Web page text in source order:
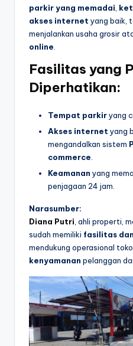
parkir yang memadai
akses internet yang baik,
menjalankan usaha grosir
online
Fasilitas yang
Diperhatikan:
Tempat parkiryang
Akses internet yang
mengandalkan sistem
commerce
Keamanan yang
penjagaan 24 jam.
Narasumber:
Diana Putri, ahli properti,
sudah memiliki fasilitas
mendukung operasional
kenyamanan pelanggan